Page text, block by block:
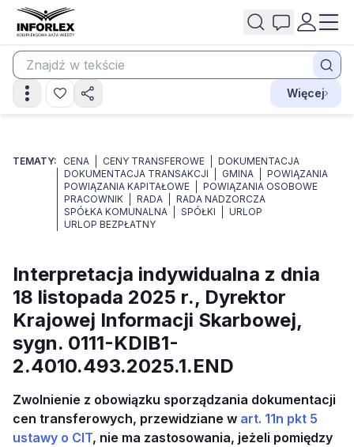
Więcej
TEMATY: CENA CENY TRANSFEROWE
DOKUMENTACJA
DOKUMENTACJA TRANSAKCJI
GMINA
POWIĄZANIA
POWIĄZANIA KAPITAŁOWE
POWIĄZANIA OSOBOWE
PRACOWNIK
RADA
RADA NADZORCZA
SPÓŁKA KOMUNALNA
SPÓŁKI
URLOP
URLOP BEZPŁATNY
Interpretacja indywidualna z dnia
18 listopada 2025 r., Dyrektor
Krajowej Informacji Skarbowej,
sygn. 0111-KDIB1-
2.4010.493.2025.1.END
Zwolnienie z obowiązku sporządzania dokumentacji
cen transferowych, przewidziane w art. 11n pkt 5
ustawy o CIT, nie ma zastosowania, jeżeli pomiędzy